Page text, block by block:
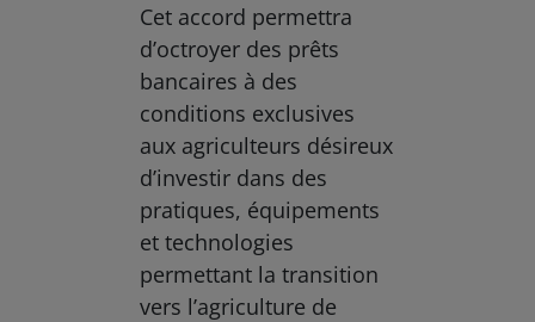
Cet accord permettra
d’octroyer des prêts
bancaires à des
conditions exclusives
aux agriculteurs désireux
d’investir dans des
pratiques, équipements
et technologies
permettant la transition
vers l’agriculture de